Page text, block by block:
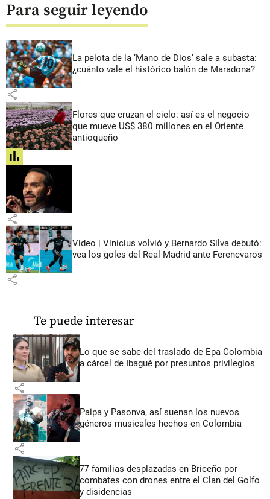
Para seguir leyendo
La pelota de la ‘Mano de Dios’ sale a subasta:
¿cuánto vale el histórico balón de Maradona?
share
Flores que cruzan el cielo: así es el negocio
que mueve US$ 380 millones en el Oriente
antioqueño
share
share
Video | Vinícius volvió y Bernardo Silva debutó:
vea los goles del Real Madrid ante Ferencvaros
share
Te puede interesar
Lo que se sabe del traslado de Epa Colombia
a cárcel de Ibagué por presuntos privilegios
share
Paipa y Pasonva, así suenan los nuevos
géneros musicales hechos en Colombia
share
77 familias desplazadas en Briceño por
combates con drones entre el Clan del Golfo
y disidencias